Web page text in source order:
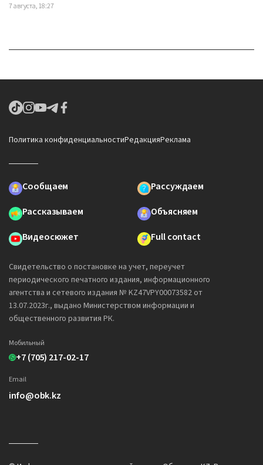
7 августа, 18:27
Политика конфиденциальностиРедакцияРеклама
Сообщаем
Рассуждаем
Рассказываем
Объясняем
Видеосюжет
Full contact
Свидетельство о постановке на учет, переучет
периодического печатного издания, информационного
агентства и сетевого издания № KZ47VPY00073582 от
13.07.2023г., выдано Министерством информации и
общественного развития РК.
Мобильный
+7 (705) 217-02-17
Email
info@obk.kz